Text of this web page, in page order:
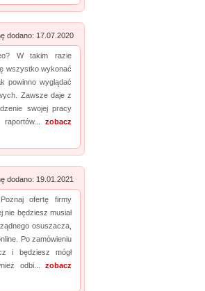
dodano: 17.07.2020
W takim razie
wszystko wykonać
powinno wyglądać
Zawsze daje z
swojej pracy
zobacz
dodano: 19.01.2021
ofertę firmy
nie będziesz musiał
osuszacza,
Po zamówieniu
i będziesz mógł
odbi... zobacz